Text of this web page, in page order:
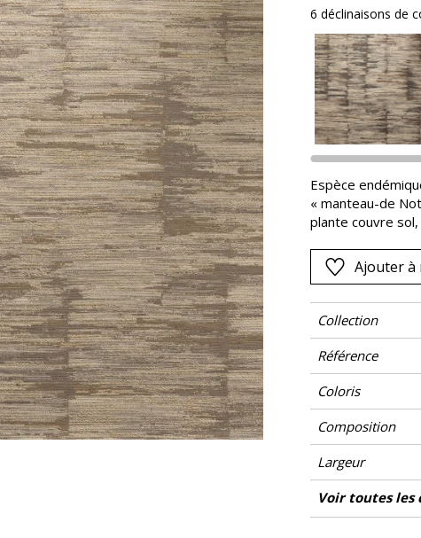
Inspiration fourrure
Laine
Lin
Polyester
Satin
Taffetas
Velours
6 déclinaisons de
Espèce
« manteau-de
plante couvre sol,
protection d’un
se fond sur les
Ajouter à
Collection
Référence
Coloris
Composition
Largeur
Hauteur
Poids g/m²
Description
Entretien
Pose colle
Dépose
Norme COV
ASTME84
Norme euroclass
Pays d'origine
Voir toutes les